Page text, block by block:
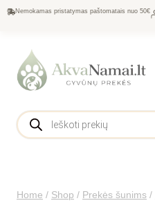
Nemokamas pristatymas paštomatais nuo 50€
Home / Shop / Prekės šunims /